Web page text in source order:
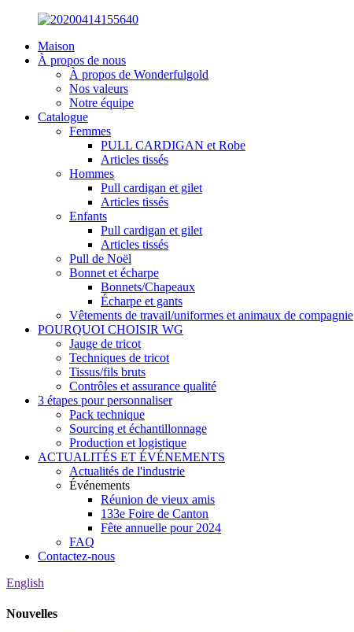
Maison
À propos de nous
À propos de Wonderfulgold
Nos valeurs
Notre équipe
Catalogue
Femmes
PULL CARDIGAN et Robe
Articles tissés
Hommes
Pull cardigan et gilet
Articles tissés
Enfants
Pull cardigan et gilet
Articles tissés
Pull de Noël
Bonnet et écharpe
Bonnets/Chapeaux
Écharpe et gants
Vêtements de travail/uniformes et animaux de compagnie
POURQUOI CHOISIR WG
Jauge de tricot
Techniques de tricot
Tissus/fils bruts
Contrôles et assurance qualité
3 étapes pour personnaliser
Pack technique
Sourcing et échantillonnage
Production et logistique
ACTUALITÉS ET ÉVÉNEMENTS
Actualités de l'industrie
Événements
Réunion de vieux amis
133e Foire de Canton
Fête annuelle pour 2024
FAQ
Contactez-nous
English
Nouvelles